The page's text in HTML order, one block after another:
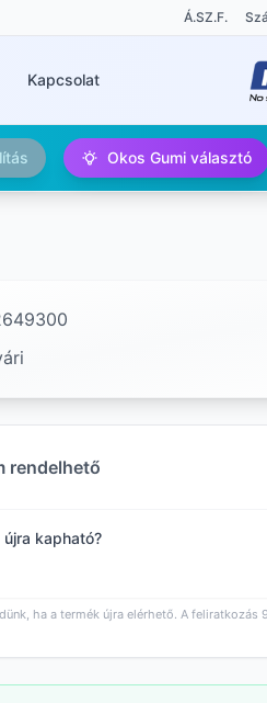
Á.SZ.F.
Kapcsolat
Okos Gumi választó
rendelhető
kapható?
ha a termék újra elérhető. A feliratkozás